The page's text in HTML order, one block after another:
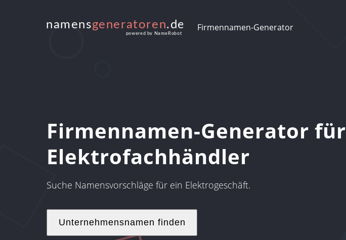
Firmennamen-Generator
Firmennamen-Generator für
Elektrofachhändler
Suche Namensvorschläge für ein Elektrogeschäft.
Unternehmensnamen finden